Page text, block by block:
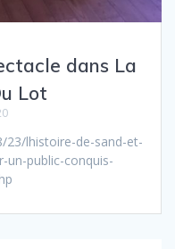
dans La
Lot
23/lhistoire-de-sand-et-
un-public-conquis-